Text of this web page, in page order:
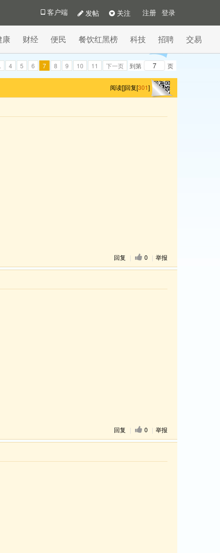
注册 登录
关注
发帖
客户端
康 财经 便民 餐饮红黑榜 科技 招聘 交易
4 5 6 7 8 9 10 11 下一页 到第 页
阅读[]回复[301]
回复 | 0 | 举报
回复 | 0 | 举报